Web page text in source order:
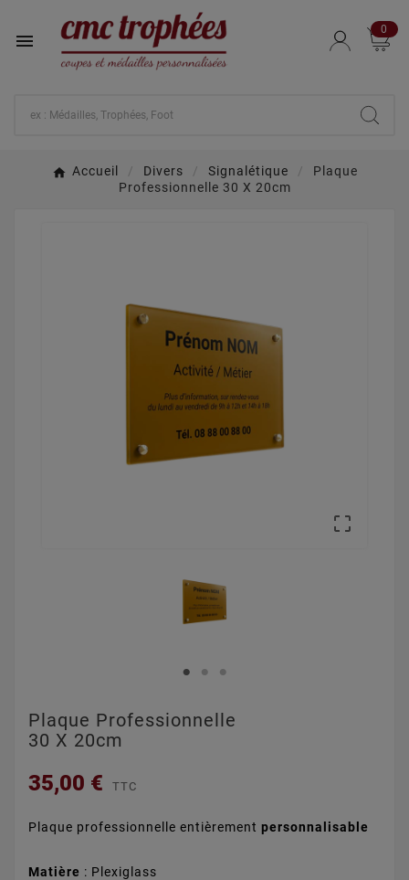

0
Accueil Divers Signalétique
Plaque
Professionnelle 30 X 20cm

Plaque Professionnelle
30 X 20cm
35,00 € TTC
Plaque professionnelle entièrement personnalisable
Matière : Plexiglass